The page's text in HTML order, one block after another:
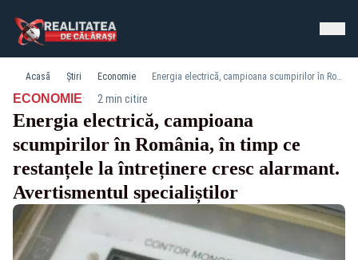
Acasă Știri Economie Energia electrică, campioana scumpirilor în România, în timp ce restanțele la întreținere cresc alarmant. Avertismentul specialiștilor
ECONOMIE· 2 min citire
Energia electrică, campioana
scumpirilor în România, în timp ce
restanțele la întreținere cresc alarmant.
Avertismentul specialiștilor